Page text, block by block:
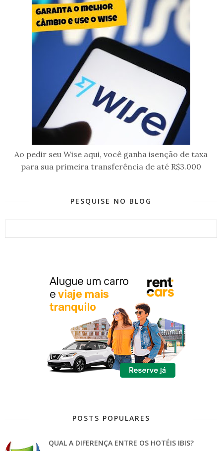
Ao pedir seu Wise aqui, você ganha isenção de taxa
para sua primeira transferência de até R$3.000
PESQUISE NO BLOG
POSTS POPULARES
QUAL A DIFERENÇA ENTRE OS HOTÉIS IBIS?